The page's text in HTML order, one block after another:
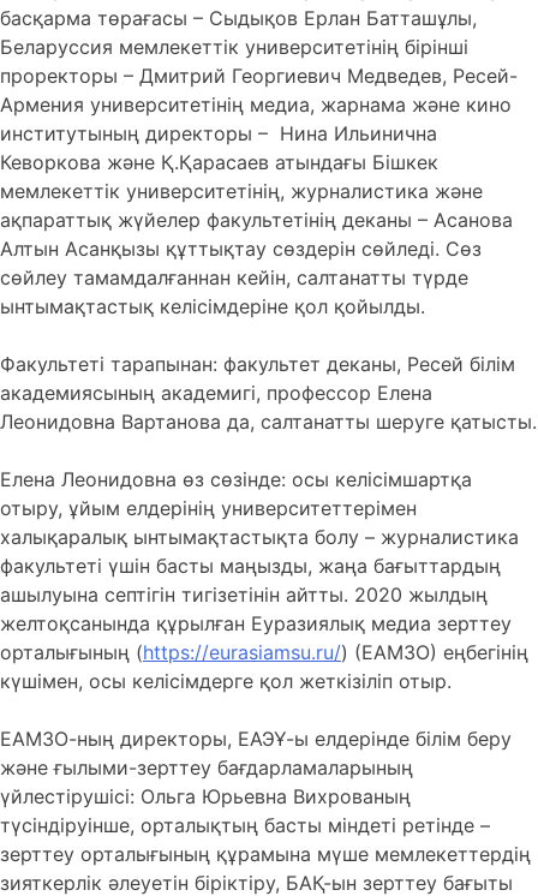
басқарма төрағасы – Сыдықов Ерлан Батташұлы,
Беларуссия мемлекеттік университетінің бірінші
проректоры – Дмитрий Георгиевич Медведев, Ресей-
Армения университетінің медиа, жарнама және кино
институтының директоры – Нина Ильинична
Кеворкова және Қ.Қарасаев атындағы Бішкек
мемлекеттік университетінің, журналистика және
ақпараттық жүйелер факультетінің деканы – Асанова
Алтын Асанқызы құттықтау сөздерін сөйледі. Сөз
сөйлеу тамамдалғаннан кейін, салтанатты түрде
ынтымақтастық келісімдеріне қол қойылды.
Факультеті тарапынан: факультет деканы, Ресей білім
академиясының академигі, профессор Елена
Леонидовна Вартанова да, салтанатты шеруге қатысты.
Елена Леонидовна өз сөзінде: осы келісімшартқа
отыру, ұйым елдерінің университеттерімен
халықаралық ынтымақтастықта болу – журналистика
факультеті үшін басты маңызды, жаңа бағыттардың
ашылуына септігін тигізетінін айтты. 2020 жылдың
желтоқсанында құрылған Еуразиялық медиа зерттеу
орталығының (https://eurasiamsu.ru/) (ЕАМЗО) еңбегінің
күшімен, осы келісімдерге қол жеткізіліп отыр.
ЕАМЗО-ның директоры, ЕАЭҰ-ы елдерінде білім беру
және ғылыми-зерттеу бағдарламаларының
үйлестірушісі: Ольга Юрьевна Вихрованың
түсіндіруінше, орталықтың басты міндеті ретінде –
зерттеу орталығының құрамына мүше мемлекеттердің
зияткерлік әлеуетін біріктіру, БАҚ-ын зерттеу бағыты